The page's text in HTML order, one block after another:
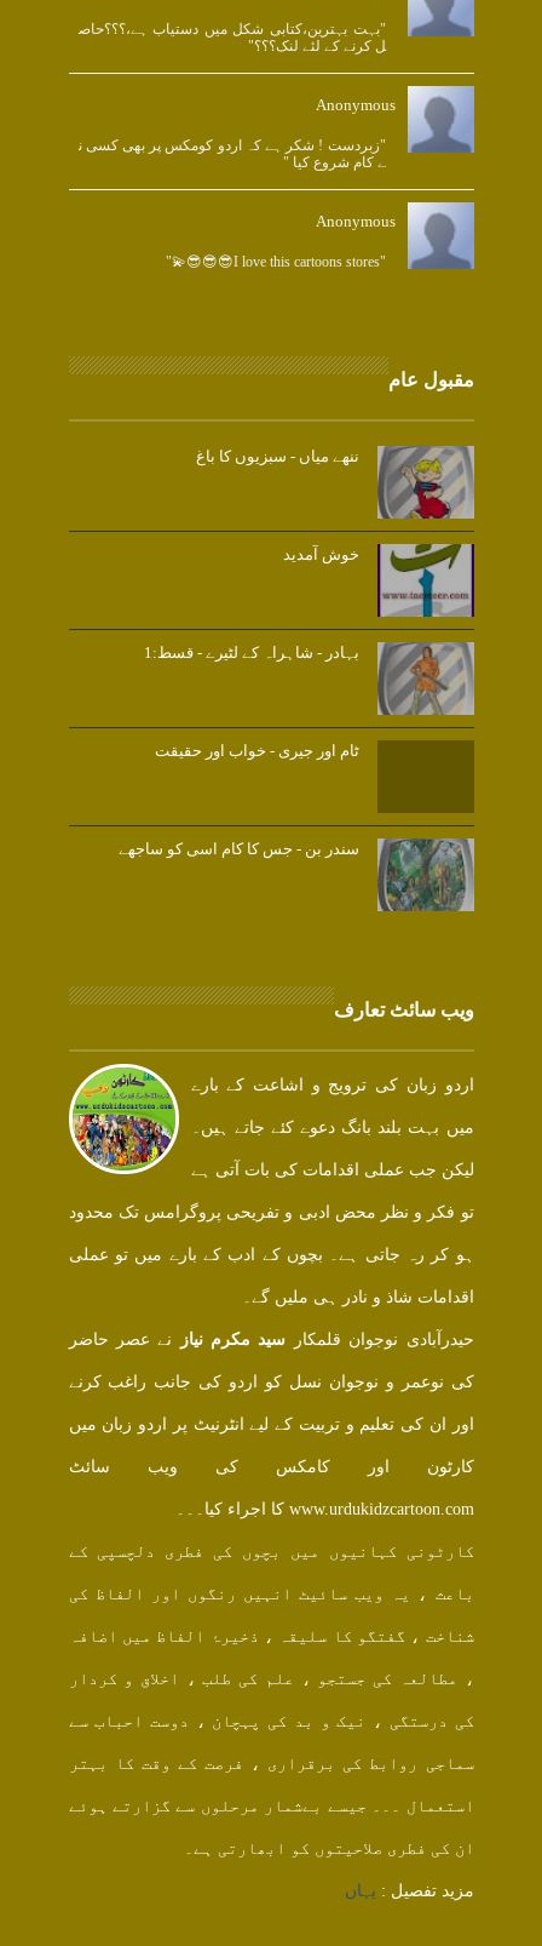
"بہت بہترین،کتابی شکل میں دستیاب ہے،؟؟؟حاص
ل کرنے کے لئے لنک؟؟؟"
Anonymous
"زبردست ! شکر ہے کہ اردو کومکس پر بھی کسی ن
ے کام شروع کیا "
Anonymous
"I love this cartoons stores😎😎😎💫"
مقبول عام
ننھے میاں - سبزیوں کا باغ
خوش آمدید
بہادر - شاہراہ کے لٹیرے - قسط:1
ٹام اور جیری - خواب اور حقیقت
سندر بن - جس کا کام اسی کو ساجھے
ویب سائٹ تعارف
اردو زبان کی ترویج و اشاعت کے بارے
میں بہت بلند بانگ دعوے کئے جاتے ہیں۔
لیکن جب عملی اقدامات کی بات آتی ہے
تو فکر و نظر محض ادبی و تفریحی پروگرامس تک محدود
ہو کر رہ جاتی ہے۔ بچوں کے ادب کے بارے میں تو عملی
اقدامات شاذ و نادر ہی ملیں گے۔
حیدرآبادی نوجوان قلمکار سید مکرم نیاز نے عصر حاضر
کی نوعمر و نوجوان نسل کو اردو کی جانب راغب کرنے
اور ان کی تعلیم و تربیت کے لیے انٹرنیٹ پر اردو زبان میں
کارٹون اور کامکس کی ویب سائٹ
www.urdukidzcartoon.com کا اجراء کیا۔۔۔
کارٹونی کہانیوں میں بچوں کی فطری دلچسپی کے
باعث ، یہ ویب سائیٹ انہیں رنگوں اور الفاظ کی
شناخت ، گفتگو کا سلیقہ ، ذخیرۂ الفاظ میں اضافہ
، مطالعہ کی جستجو ، علم کی طلب ، اخلاق و کردار
کی درستگی ، نیک و بد کی پہچان ، دوست احباب سے
سماجی روابط کی برقراری ، فرصت کے وقت کا بہتر
استعمال ۔۔۔ جیسے بےشمار مرحلوں سے گزارتے ہوئے
ان کی فطری صلاحیتوں کو ابھارتی ہے۔
مزید تفصیل : یہاں